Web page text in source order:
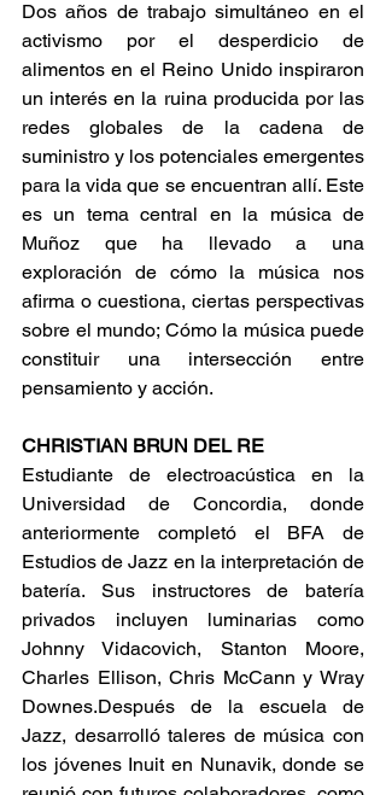
Dos años de trabajo simultáneo en el
activismo por el desperdicio de
alimentos en el Reino Unido inspiraron
un interés en la ruina producida por las
redes globales de la cadena de
suministro y los potenciales emergentes
para la vida que se encuentran allí. Este
es un tema central en la música de
Muñoz que ha llevado a una
exploración de cómo la música nos
afirma o cuestiona, ciertas perspectivas
sobre el mundo; Cómo la música puede
constituir una intersección entre
pensamiento y acción.
CHRISTIAN BRUN DEL RE
Estudiante de electroacústica en la
Universidad de Concordia, donde
anteriormente completó el BFA de
Estudios de Jazz en la interpretación de
batería. Sus instructores de batería
privados incluyen luminarias como
Johnny Vidacovich, Stanton Moore,
Charles Ellison, Chris McCann y Wray
Downes.Después de la escuela de
Jazz, desarrolló taleres de música con
los jóvenes Inuit en Nunavik, donde se